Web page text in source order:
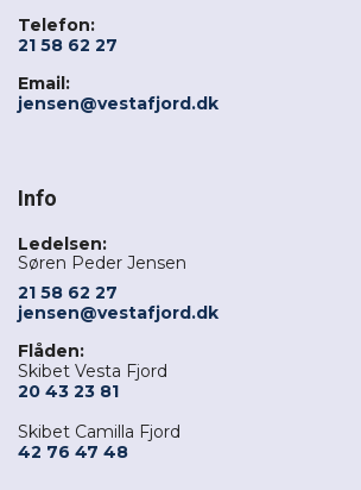
Telefon:
21 58 62 27
Email:
jensen@vestafjord.dk
Info
Ledelsen:
Søren Peder Jensen
21 58 62 27
jensen@vestafjord.dk
Flåden:
Skibet Vesta Fjord
20 43 23 81
Skibet Camilla Fjord
42 76 47 48